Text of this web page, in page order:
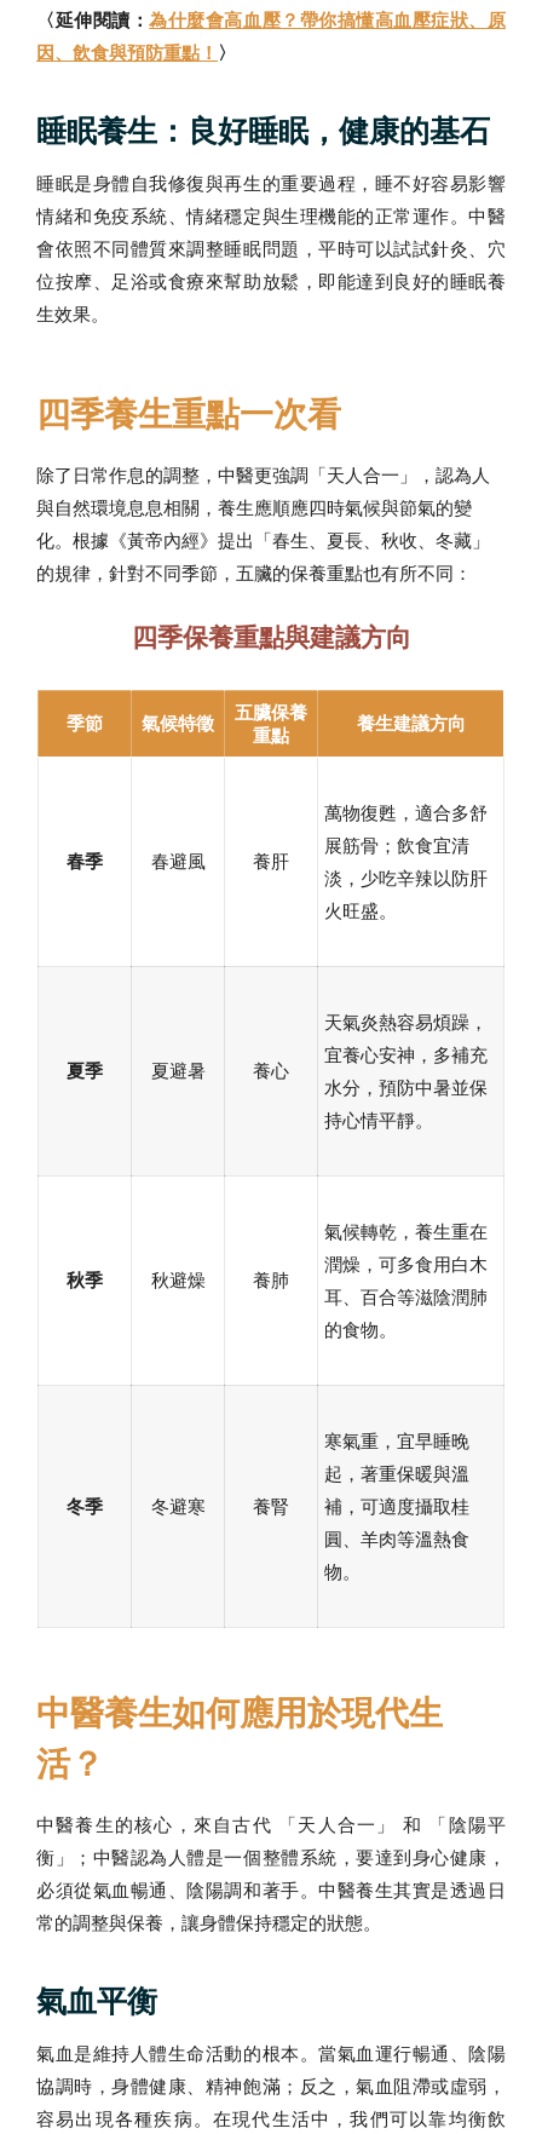
〈延伸閱讀：為什麼會高血壓？帶你搞懂高血壓症狀、原
因、飲食與預防重點！ 〉
睡眠養生：良好睡眠，健康的基石
睡眠是身體自我修復與再生的重要過程，睡不好容易影響
情緒和免疫系統、情緒穩定與生理機能的正常運作。中醫
會依照不同體質來調整睡眠問題，平時可以試試針灸、穴
位按摩、足浴或食療來幫助放鬆，即能達到良好的睡眠養
生效果。
四季養生重點一次看
除了日常作息的調整，中醫更強調「天人合一」，認為人
與自然環境息息相關，養生應順應四時氣候與節氣的變
化。根據《黃帝內經》提出「春生、夏長、秋收、冬藏」
的規律，針對不同季節，五臟的保養重點也有所不同：
四季保養重點與建議方向
季節 氣候特徵
五臟保養
重點
養生建議方向
春季 春避風 養肝
萬物復甦，適合多舒
展筋骨；飲食宜清
淡，少吃辛辣以防肝
火旺盛。
夏季 夏避暑 養心
天氣炎熱容易煩躁，
宜養心安神，多補充
水分，預防中暑並保
持心情平靜。
秋季 秋避燥 養肺
氣候轉乾，養生重在
潤燥，可多食用白木
耳、百合等滋陰潤肺
的食物。
冬季 冬避寒 養腎
寒氣重，宜早睡晚
起，著重保暖與溫
補，可適度攝取桂
圓、羊肉等溫熱食
物。
中醫養生如何應用於現代生
活？
中醫養生的核心，來自古代 「天人合一」 和 「陰陽平
衡」；中醫認為人體是一個整體系統，要達到身心健康，
必須從氣血暢通、陰陽調和著手。中醫養生其實是透過日
常的調整與保養，讓身體保持穩定的狀態。
氣血平衡
氣血是維持人體生命活動的根本。當氣血運行暢通、陰陽
協調時，身體健康、精神飽滿；反之，氣血阻滯或虛弱，
容易出現各種疾病。在現代生活中，我們可以靠均衡飲